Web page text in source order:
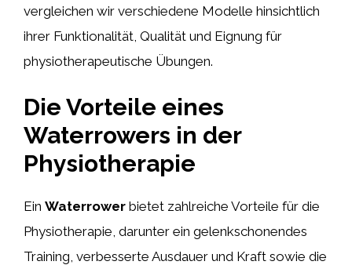
vergleichen wir verschiedene Modelle hinsichtlich
ihrer Funktionalität, Qualität und Eignung für
physiotherapeutische Übungen.
Die Vorteile eines
Waterrowers in der
Physiotherapie
Ein Waterrower bietet zahlreiche Vorteile für die
Physiotherapie, darunter ein gelenkschonendes
Training, verbesserte Ausdauer und Kraft sowie die